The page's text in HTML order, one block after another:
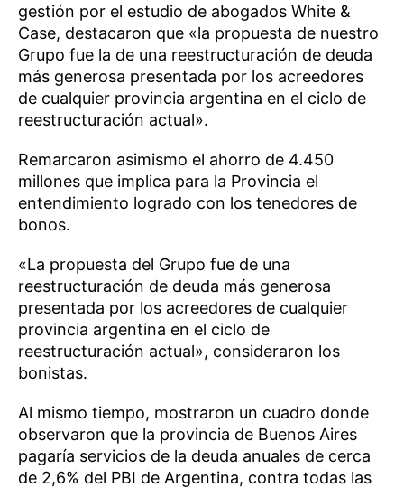
gestión por el estudio de abogados White &
Case, destacaron que «la propuesta de nuestro
Grupo fue la de una reestructuración de deuda
más generosa presentada por los acreedores
de cualquier provincia argentina en el ciclo de
reestructuración actual».
Remarcaron asimismo el ahorro de 4.450
millones que implica para la Provincia el
entendimiento logrado con los tenedores de
bonos.
«La propuesta del Grupo fue de una
reestructuración de deuda más generosa
presentada por los acreedores de cualquier
provincia argentina en el ciclo de
reestructuración actual», consideraron los
bonistas.
Al mismo tiempo, mostraron un cuadro donde
observaron que la provincia de Buenos Aires
pagaría servicios de la deuda anuales de cerca
de 2,6% del PBI de Argentina, contra todas las